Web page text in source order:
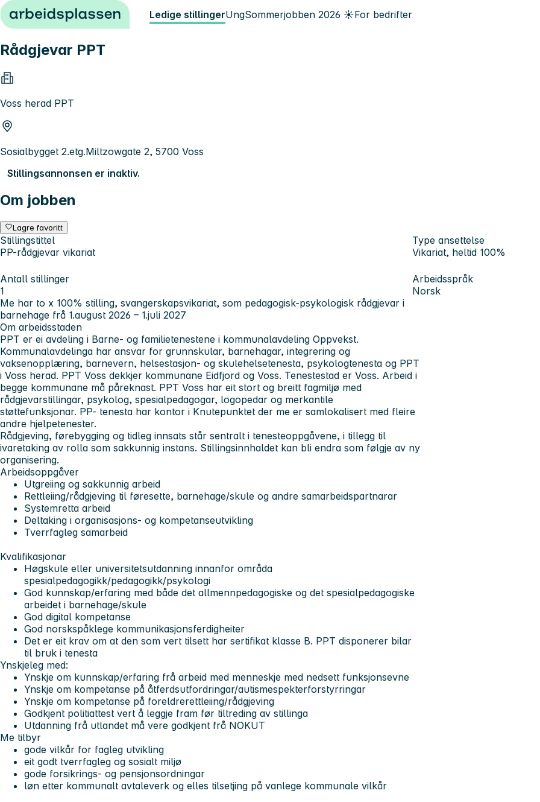
Hopp til innhold Ledige stillingerUngSommerjobben 2026 ☀️For bedrifter
Rådgjevar PPT
Voss herad PPT
Sosialbygget 2.etg.Miltzowgate 2, 5700 Voss
Stillingsannonsen er inaktiv.
Om jobben
Lagre favoritt
Stillingstittel
PP-rådgjevar vikariat
Type ansettelse
Vikariat, heltid 100%
Antall stillinger
1
Arbeidsspråk
Norsk
Me har to x 100% stilling, svangerskapsvikariat, som pedagogisk-psykologisk rådgjevar i
barnehage frå 1.august 2026 – 1.juli 2027
Om arbeidsstaden
PPT er ei avdeling i Barne- og familietenestene i kommunalavdeling Oppvekst.
Kommunalavdelinga har ansvar for grunnskular, barnehagar, integrering og
vaksenopplæring, barnevern, helsestasjon- og skulehelsetenesta, psykologtenesta og PPT
i Voss herad. PPT Voss dekkjer kommunane Eidfjord og Voss. Tenestestad er Voss. Arbeid i
begge kommunane må påreknast. PPT Voss har eit stort og breitt fagmiljø med
rådgjevarstillingar, psykolog, spesialpedagogar, logopedar og merkantile
støttefunksjonar. PP- tenesta har kontor i Knutepunktet der me er samlokalisert med fleire
andre hjelpetenester.
Rådgjeving, førebygging og tidleg innsats står sentralt i tenesteoppgåvene, i tillegg til
ivaretaking av rolla som sakkunnig instans. Stillingsinnhaldet kan bli endra som følgje av ny
organisering.
Arbeidsoppgåver
Utgreiing og sakkunnig arbeid
Rettleiing/rådgjeving til føresette, barnehage/skule og andre samarbeidspartnarar
Systemretta arbeid
Deltaking i organisasjons- og kompetanseutvikling
Tverrfagleg samarbeid
Kvalifikasjonar
Høgskule eller universitetsutdanning innanfor områda
spesialpedagogikk/pedagogikk/psykologi
God kunnskap/erfaring med både det allmennpedagogiske og det spesialpedagogiske
arbeidet i barnehage/skule
God digital kompetanse
God norskspåklege kommunikasjonsferdigheiter
Det er eit krav om at den som vert tilsett har sertifikat klasse B. PPT disponerer bilar
til bruk i tenesta
Ynskjeleg med:
Ynskje om kunnskap/erfaring frå arbeid med menneskje med nedsett funksjonsevne
Ynskje om kompetanse på åtferdsutfordringar/autismespekterforstyrringar
Ynskje om kompetanse på foreldrerettleiing/rådgjeving
Godkjent politiattest vert å leggje fram før tiltreding av stillinga
Utdanning frå utlandet må vere godkjent frå NOKUT
Me tilbyr
gode vilkår for fagleg utvikling
eit godt tverrfagleg og sosialt miljø
gode forsikrings- og pensjonsordningar
løn etter kommunalt avtaleverk og elles tilsetjing på vanlege kommunale vilkår